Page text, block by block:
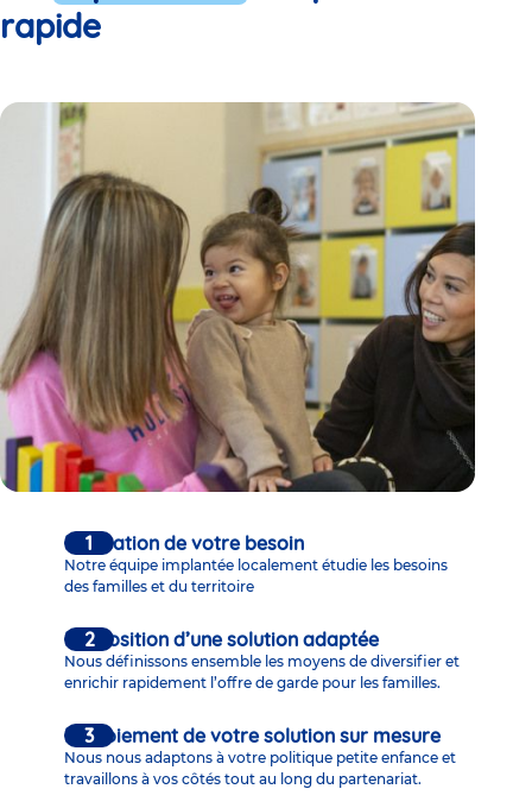
rapide
Evaluation de votre besoin
Notre équipe implantée localement étudie les besoins
des familles et du territoire
Proposition d’une solution adaptée
Nous définissons ensemble les moyens de diversifier et
enrichir rapidement l’offre de garde pour les familles.
Déploiement de votre solution sur mesure
Nous nous adaptons à votre politique petite enfance et
travaillons à vos côtés tout au long du partenariat.